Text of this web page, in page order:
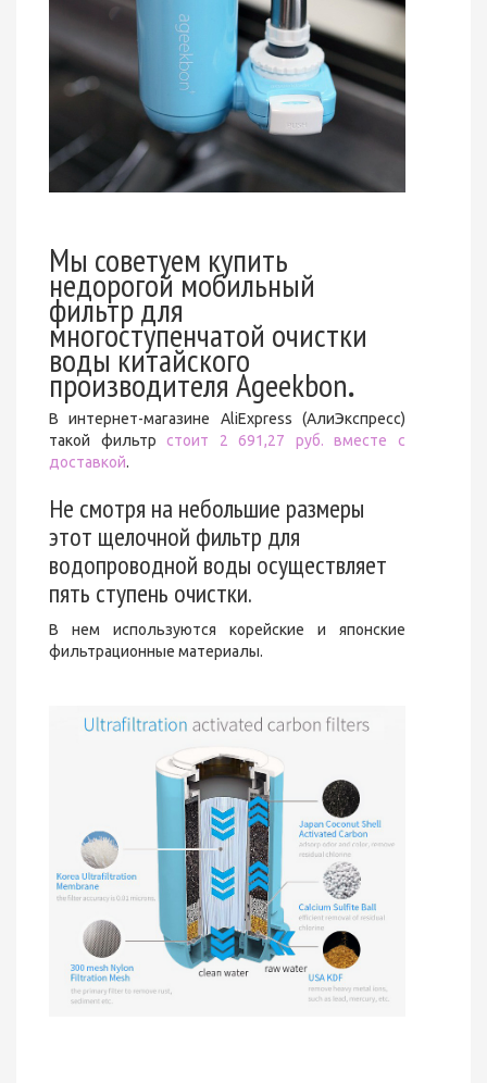
Мы советуем купить
недорогой мобильный
фильтр для
многоступенчатой очистки
воды китайского
производителяAgeekbon.
В интернет-магазине AliExpress (АлиЭкспресс)
такой фильтрстоит 2 691,27 руб. вместе с
доставкой.
Не смотря на небольшие размеры
этот щелочной фильтр для
водопроводной воды осуществляет
пять ступень очистки.
В нем используются корейские и японские
фильтрационные материалы.